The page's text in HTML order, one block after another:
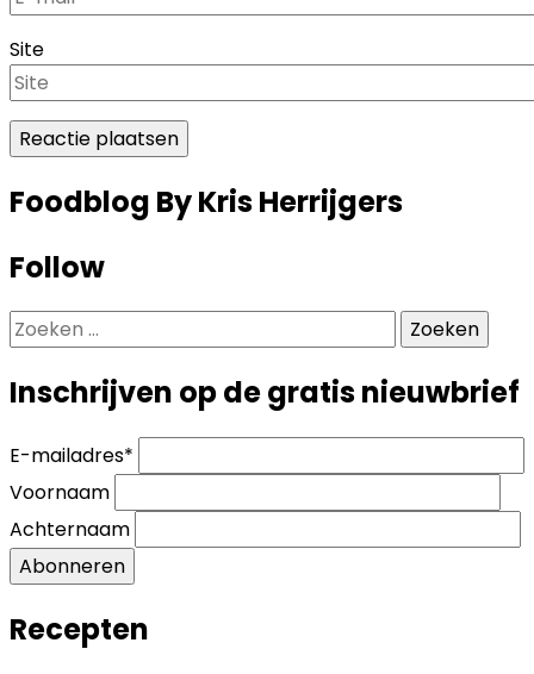
Site
Foodblog By Kris Herrijgers
Follow
Zoeken
naar:
Inschrijven op de gratis nieuwbrief
E-mailadres*
Voornaam
Achternaam
Abonneren
Recepten